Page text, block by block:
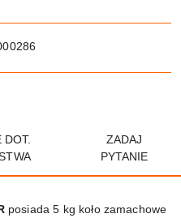
DOT.
ZADAJ
PYTANIE
posiada 5 kg koło zamachowe